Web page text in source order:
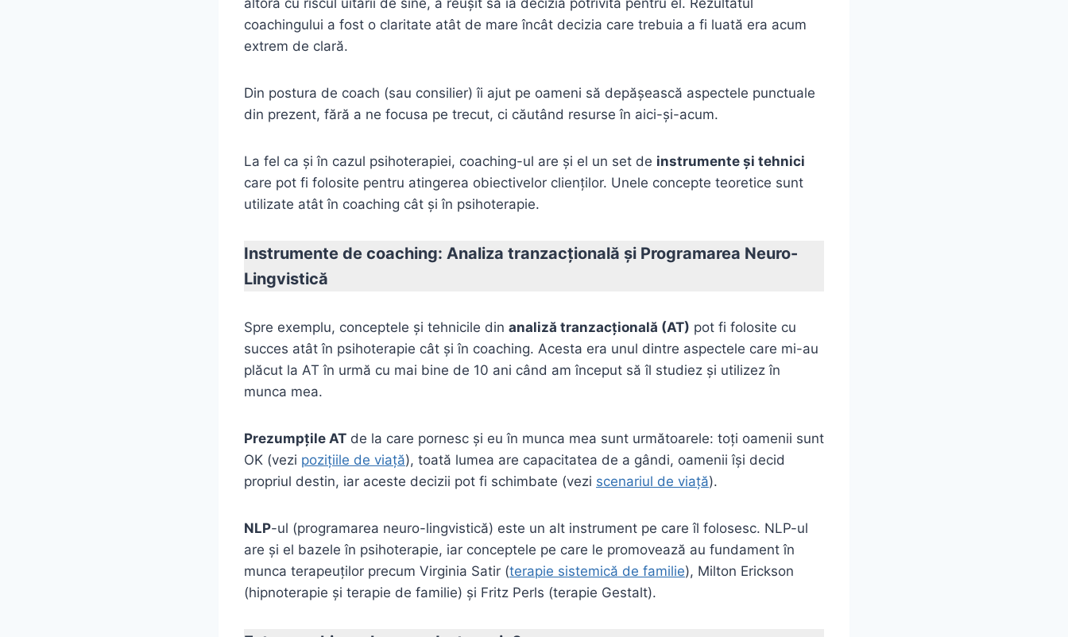
coachingului a fost o claritate atât de mare încât decizia care trebuia a fi luată era acum
extrem de clară.
Din postura de coach (sau consilier) îi ajut pe oameni să depăşească aspectele punctuale
din prezent, fără a ne focusa pe trecut, ci căutând resurse în aici-şi-acum.
La fel ca şi în cazul psihoterapiei, coaching-ul are şi el un set de instrumente şi tehnici
care pot fi folosite pentru atingerea obiectivelor clienţilor. Unele concepte teoretice sunt
utilizate atât în coaching cât şi în psihoterapie.
Instrumente de coaching: Analiza tranzacţională şi Programarea Neuro-
Lingvistică
Spre exemplu, conceptele şi tehnicile din analiză tranzacţională (AT) pot fi folosite cu
succes atât în psihoterapie cât şi în coaching. Acesta era unul dintre aspectele care mi-au
plăcut la AT în urmă cu mai bine de 10 ani când am început să îl studiez şi utilizez în
munca mea.
Prezumpţile AT de la care pornesc şi eu în munca mea sunt următoarele: toţi oamenii sunt
OK (vezi poziţiile de viaţă), toată lumea are capacitatea de a gândi, oamenii îşi decid
propriul destin, iar aceste decizii pot fi schimbate (vezi scenariul de viaţă).
NLP-ul (programarea neuro-lingvistică) este un alt instrument pe care îl folosesc. NLP-ul
are şi el bazele în psihoterapie, iar conceptele pe care le promovează au fundament în
munca terapeuţilor precum Virginia Satir (terapie sistemică de familie), Milton Erickson
(hipnoterapie şi terapie de familie) şi Fritz Perls (terapie Gestalt).